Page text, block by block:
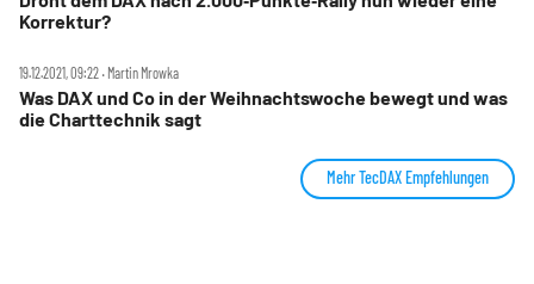
Korrektur?
19.12.2021, 09:22 ‧ Martin Mrowka
Was DAX und Co in der Weihnachtswoche bewegt und was
die Charttechnik sagt
Mehr TecDAX Empfehlungen